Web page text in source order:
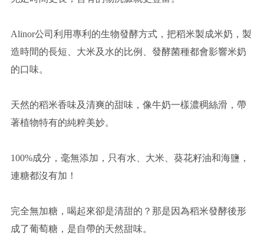
Alinor公司利用專利的生物發酵方式，把稻米製成米奶，製
造時間的長短、大米及水的比例、發酵菌種都會影響米奶
的口味。
天然的稻米香味及清爽的甜味，像牛奶一樣濃稠絲滑，帶
著植物特有的純粹美妙。
100%成分，毫無添加，只有水、大米、葵花籽油和海鹽，
連糖都沒有加！
完全無加糖，喝起來卻是清甜的？那是因為稻米發酵後形
成了葡萄糖，是自帶的天然甜味。